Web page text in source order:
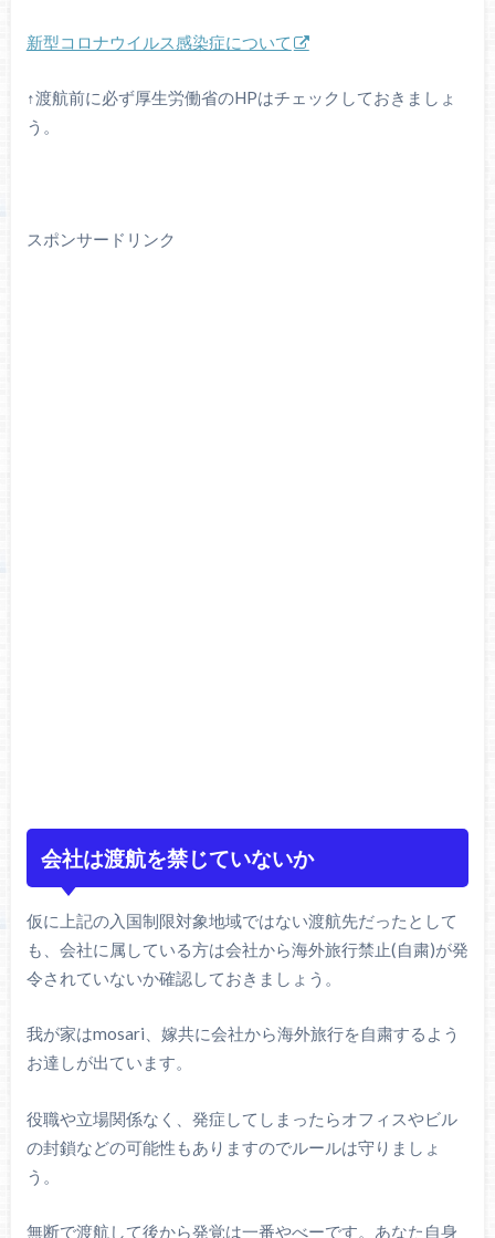
新型コロナウイルス感染症について
↑渡航前に必ず厚生労働省のHPはチェックしておきましょ
う。
スポンサードリンク
会社は渡航を禁じていないか
仮に上記の入国制限対象地域ではない渡航先だったとして
も、会社に属している方は会社から海外旅行禁止(自粛)が発
令されていないか確認しておきましょう。
我が家はmosari、嫁共に会社から海外旅行を自粛するよう
お達しが出ています。
役職や立場関係なく、発症してしまったらオフィスやビル
の封鎖などの可能性もありますのでルールは守りましょ
う。
無断で渡航して後から発覚は一番やべーです。あなた自身